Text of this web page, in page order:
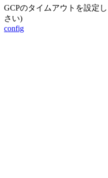
GCPのタイムアウトを設定
さい)
config